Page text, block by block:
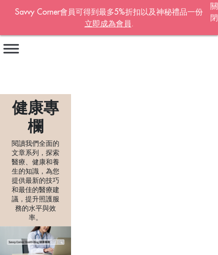
健康專
欄
閱讀我們全面的
文章系列，探索
醫療、健康和養
生的知識，為您
提供最新的技巧
和最佳的醫療建
議，提升照護服
務的水平與效
率。
Become A Member!
電郵地址
Savvy Corner會員可得到最多5%折扣以及神秘禮品一份
立即成為會員.
關
閉